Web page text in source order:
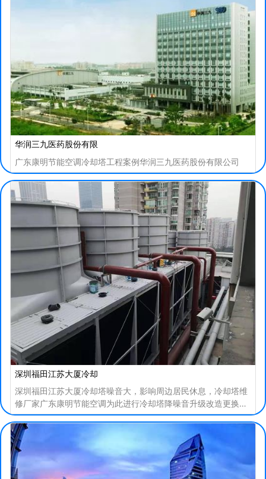
华润三九医药股份有限
广东康明节能空调冷却塔工程案例华润三九医药股份有限公司
深圳福田江苏大厦冷却
深圳福田江苏大厦冷却塔噪音大，影响周边居民休息，冷却塔维
修厂家广东康明节能空调为此进行冷却塔降噪音升级改造更换工
程，新塔采用超静音冷却塔，工程已顺利完工并通过